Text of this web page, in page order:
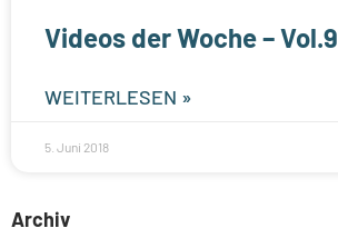
Videos der Woche – Vol.9
WEITERLESEN »
5. Juni 2018
Archiv